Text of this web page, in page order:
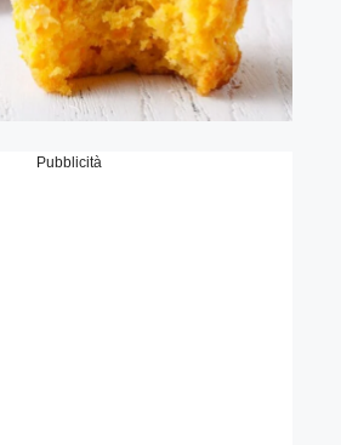
Pubblicità